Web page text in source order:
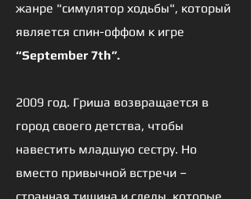
жанре "симулятор ходьбы", который
является спин-оффом к игре
“September 7th”.
2009 год. Гриша возвращается в
город своего детства, чтобы
навестить младшую сестру. Но
вместо привычной встречи –